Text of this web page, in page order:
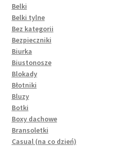
Belki
Belki tylne
Bez kategorii
Bezpieczniki
Biurka
Biustonosze
Blokady
Błotniki
Bluzy
Botki
Boxy dachowe
Bransoletki
Casual (na co dzień)